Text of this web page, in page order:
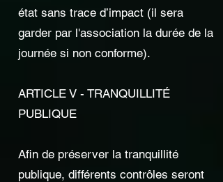
état sans trace d’impact (il sera
garder par l'association la durée de la
journée si non conforme).
ARTICLE V - TRANQUILLITÉ
PUBLIQUE
Afin de préserver la tranquillité
publique, différents contrôles seront